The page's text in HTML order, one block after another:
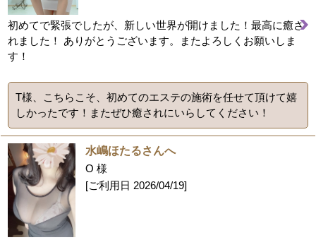
初めてで緊張でしたが、新しい世界が開けました！最高に癒さ
れました！ ありがとうございます。またよろしくお願いしま
す！
T様、こちらこそ、初めてのエステの施術を任せて頂けて嬉
しかったです！またぜひ癒されにいらしてください！
水嶋ほたるさんへ
O 様
[ご利用日 2026/04/19]